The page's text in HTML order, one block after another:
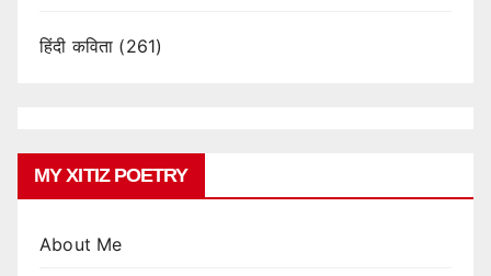
हिंदी कविता (261)
MY XITIZ POETRY
About Me